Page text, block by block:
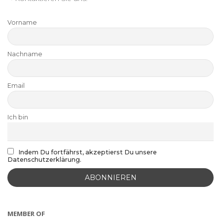
Vorname
Nachname
Email
Ich bin
Indem Du fortfährst, akzeptierst Du unsere
Datenschutzerklärung.
MEMBER OF